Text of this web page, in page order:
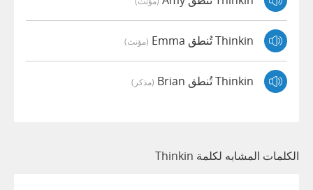
Thinkin تُنطق Emma (مؤنث)
Thinkin تُنطق Brian (مذكر)
الكلمات المشابه لكلمة Thinkin